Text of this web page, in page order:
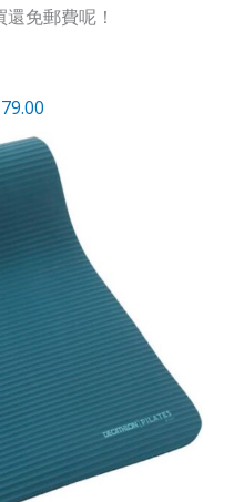
免郵費呢！